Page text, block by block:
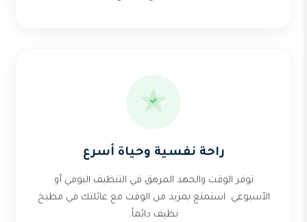
راحة نفسية وحياة أسرع
توفر الوقت والجهد المرهق في التنظيف اليومي أو
الأسبوعي. استمتع بمزيد من الوقت مع عائلتك في مطبخ
نظيف دائماً.